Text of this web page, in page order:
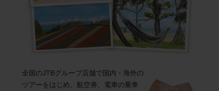
全国のJTBグループ店舗で国内・海外の
ツアーをはじめ、航空券、電車の乗車